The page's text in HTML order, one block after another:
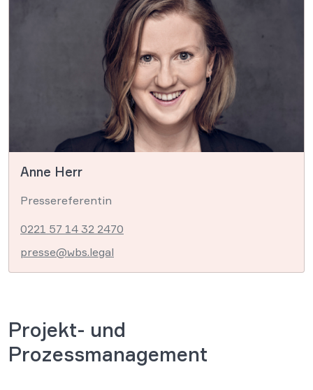
Anne Herr
Pressereferentin
0221 57 14 32 2470
presse@wbs.legal
Projekt- und
Prozessmanagement